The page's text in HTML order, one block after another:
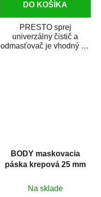
DO KOŠÍKA
PRESTO sprej
univerzálny čistič a
odmasťovač je vhodný na
BODY maskovacia
páska krepová 25 mm
Na sklade